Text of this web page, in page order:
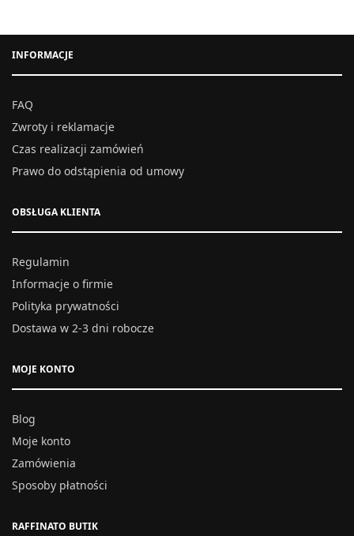
INFORMACJE
FAQ
Zwroty i reklamacje
Czas realizacji zamówień
Prawo do odstąpienia od umowy
OBSŁUGA KLIENTA
Regulamin
Informacje o firmie
Polityka prywatności
Dostawa w 2-3 dni robocze
MOJE KONTO
Blog
Moje konto
Zamówienia
Sposoby płatności
RAFFINATO BUTIK